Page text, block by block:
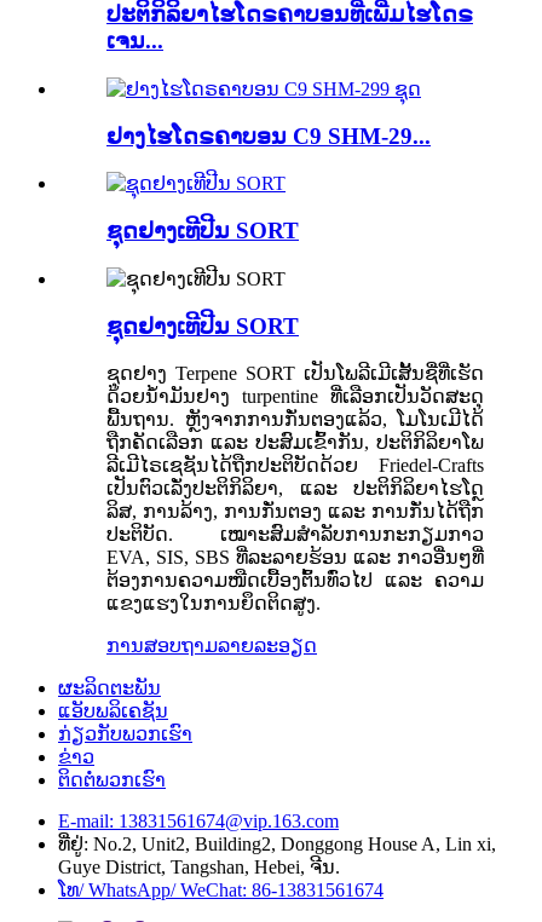
ປະຕິກິລິຍາໄຮໂດຣຄາບອນທີ່ເພີ່ມໄຮໂດຣ
ເຈນ...
ຢາງໄຮໂດຣຄາບອນ C9 SHM-29...
ຊຸດຢາງເທີປີນ SORT
ຊຸດຢາງເທີປີນ SORT
ຊຸດຢາງ Terpene SORT ເປັນໂພລີເມີເສັ້ນຊື່ທີ່ເຮັດ
ດ້ວຍນ້ຳມັນຢາງ turpentine ທີ່ເລືອກເປັນວັດສະດຸ
ພື້ນຖານ. ຫຼັງຈາກການກັ່ນຕອງແລ້ວ, ໂມໂນເມີໄດ້
ຖືກຄັດເລືອກ ແລະ ປະສົມເຂົ້າກັນ, ປະຕິກິລິຍາໂພ
ລີເມີໄຣເຊຊັນໄດ້ຖືກປະຕິບັດດ້ວຍ Friedel-Crafts
ເປັນຕົວເລັ່ງປະຕິກິລິຍາ, ແລະ ປະຕິກິລິຍາໄຮໂດຼ
ລິສ, ການລ້າງ, ການກັ່ນຕອງ ແລະ ການກັ່ນໄດ້ຖືກ
ປະຕິບັດ. ເໝາະສົມສຳລັບການກະກຽມກາວ
EVA, SIS, SBS ທີ່ລະລາຍຮ້ອນ ແລະ ກາວອື່ນໆທີ່
ຕ້ອງການຄວາມໜືດເບື້ອງຕົ້ນທົ່ວໄປ ແລະ ຄວາມ
ແຂງແຮງໃນການຍຶດຕິດສູງ.
ການສອບຖາມລາຍລະອຽດ
ຜະລິດຕະພັນ
ແອັບພລິເຄຊັນ
ກ່ຽວກັບພວກເຮົາ
ຂ່າວ
ຕິດຕໍ່ພວກເຮົາ
E-mail: 13831561674@vip.163.com
ທີ່ຢູ່: No.2, Unit2, Building2, Donggong House A, Lin xi,
Guye District, Tangshan, Hebei, ຈີນ.
ໂທ/ WhatsApp/ WeChat: 86-13831561674